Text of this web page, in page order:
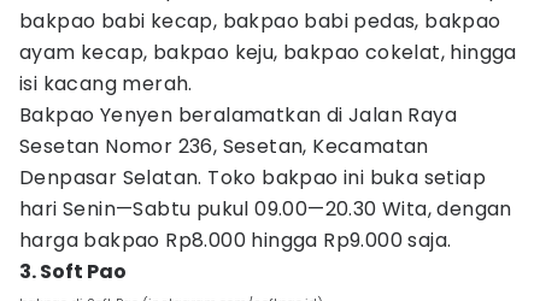
bakpao babi kecap, bakpao babi pedas, bakpao
ayam kecap, bakpao keju, bakpao cokelat, hingga
isi kacang merah.
Bakpao Yenyen beralamatkan di Jalan Raya
Sesetan Nomor 236, Sesetan, Kecamatan
Denpasar Selatan. Toko bakpao ini buka setiap
hari Senin—Sabtu pukul 09.00—20.30 Wita, dengan
harga bakpao Rp8.000 hingga Rp9.000 saja.
3. Soft Pao